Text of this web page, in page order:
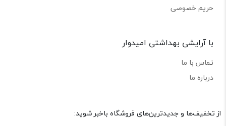
حریم خصوصی
با آرایشی بهداشتی امیدوار
تماس با ما
درباره ما
از تخفیف‌ها و جدیدترین‌های فروشگاه باخبر شوید: